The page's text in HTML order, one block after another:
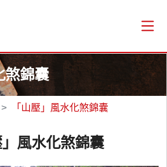
煞錦囊
「山壓」風水化煞錦囊
」風水化煞錦囊